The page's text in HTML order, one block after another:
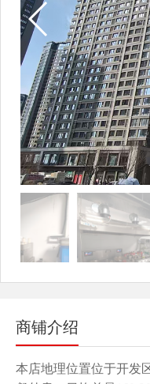
商铺介绍
本店地理位置位于开发